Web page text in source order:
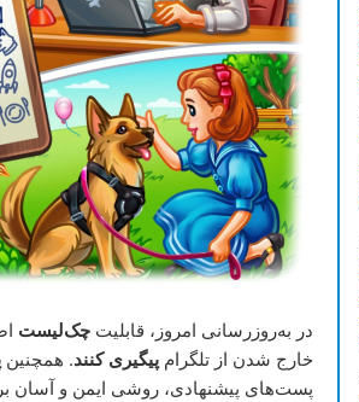
در به‌روزرسانی امروز، قابلیت چک‌لیست
خارج شدن از تلگرام پیگیری کنند. همچنین
پست‌های پیشنهادی، روشی ایمن و آسان